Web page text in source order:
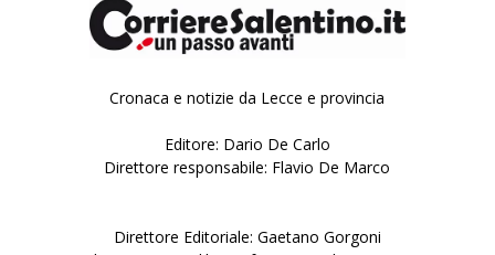
Cronaca e notizie da Lecce e provincia
Editore: Dario De Carlo
Direttore responsabile: Flavio De Marco
Direttore Editoriale: Gaetano Gorgoni